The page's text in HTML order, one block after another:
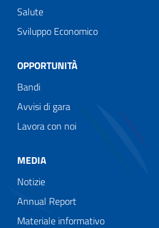
Salute
Sviluppo Economico
OPPORTUNITÀ
Bandi
Avvisi di gara
Lavora con noi
MEDIA
Notizie
Annual Report
Materiale informativo